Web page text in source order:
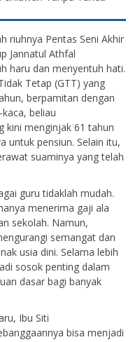
riuhnya Pentas Seni Akhir
Jannatul Athfal
haru dan menyentuh hati.
Tetap (GTT) yang
berpamitan dengan
beliau
kini menginjak 61 tahun
untuk pensiun. Selain itu,
suaminya yang telah
guru tidaklah mudah.
menerima gaji ala
sekolah. Namun,
semangat dan
usia dini. Selama lebih
sosok penting dalam
dasar bagi banyak
Ibu Siti
bisa menjadi